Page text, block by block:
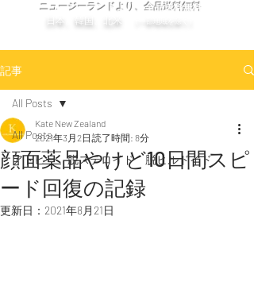
ニュージーランドより、全品送料無料
日本、韓国、北米
（一部地域を除く）
記事
All Posts
アトピー 脱ステロイド 脱ヒルドイド
All Posts
顔面薬品やけど10日間スピ
ード回復の記録
Kate New Zealand
2021年3月2日 読了時間: 8分
更新日： 2021年8月21日